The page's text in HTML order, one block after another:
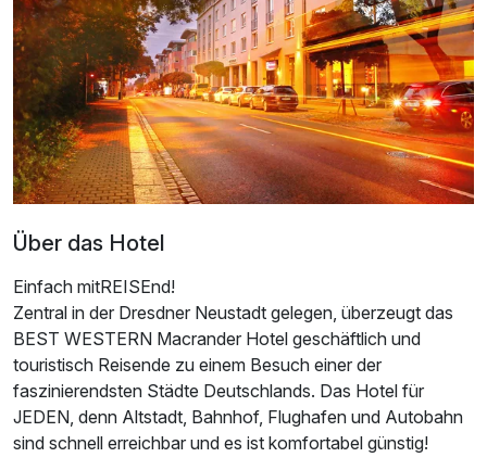
Über das Hotel
Einfach mitREISEnd!
Zentral in der Dresdner Neustadt gelegen, überzeugt das
BEST WESTERN Macrander Hotel geschäftlich und
touristisch Reisende zu einem Besuch einer der
faszinierendsten Städte Deutschlands. Das Hotel für
JEDEN, denn Altstadt, Bahnhof, Flughafen und Autobahn
sind schnell erreichbar und es ist komfortabel günstig!